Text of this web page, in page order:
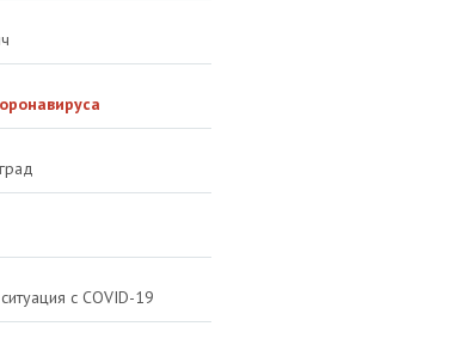
с COVID-19